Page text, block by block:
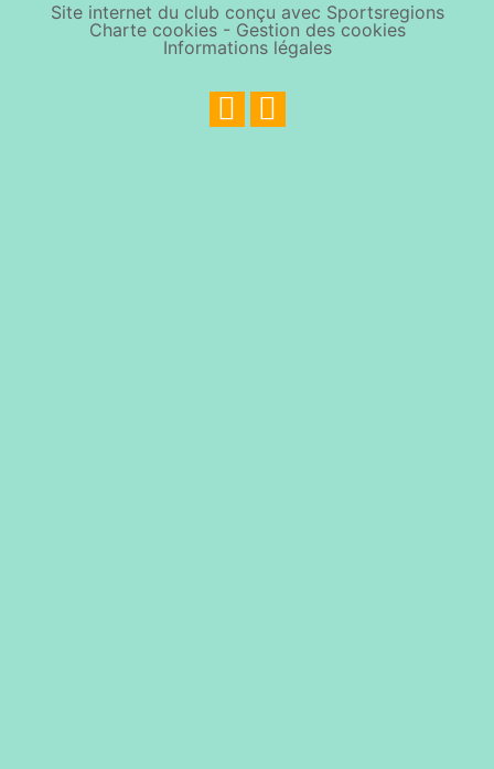
Site internet du club conçu avec Sportsregions
Charte cookies- Gestion des cookies
Informations légales